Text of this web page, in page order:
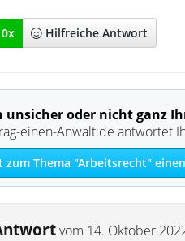
0x Hilfreiche Antwort
unsicher oder nicht ganz
einen-Anwalt.de antwortet
zum Thema "Arbeitsrecht"
vom 14. Oktober